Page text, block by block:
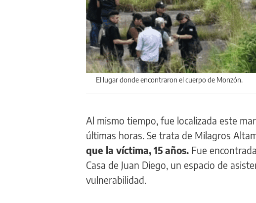
El lugar donde encontraron el cuerpo de Monzón.
Al mismo tiempo, fue localizada este
últimas horas. Se trata de Milagros
que la víctima, 15 años. Fue
Casa de Juan Diego, un espacio de
vulnerabilidad.